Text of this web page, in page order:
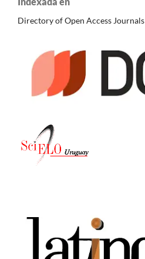
Directory of Open Access Journals